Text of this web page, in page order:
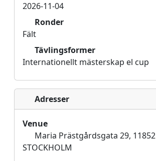
2026-11-04
Ronder
Fält
Tävlingsformer
Internationellt mästerskap el cup
Adresser
Venue
Maria Prästgårdsgata 29, 11852
STOCKHOLM